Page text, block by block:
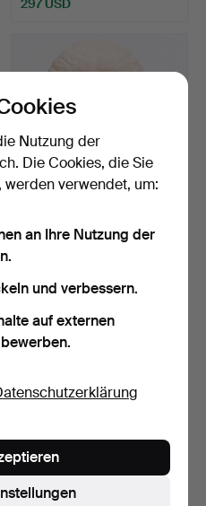
297 USD
SVEND LINDHART. (1898-
1989). Skulptur, Fra…
8 Gebote
Nutzung der
Die Cookies, die Sie
verwendet, um:
an Ihre Nutzung der
und verbessern.
auf externen